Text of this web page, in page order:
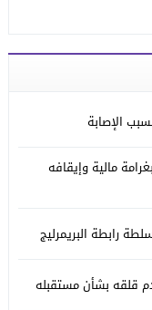
الإصابة
مالية وإيقافه
رابطة البريمرليج
قلقه بشأن مستقبله